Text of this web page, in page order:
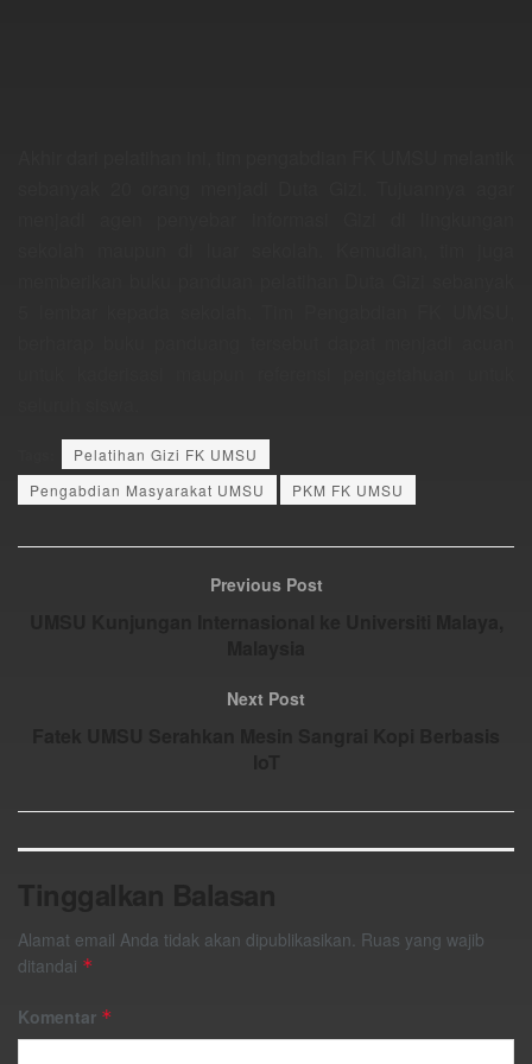
Pelatihan Gizi FK UMSU
Pengabdian Masyarakat UMSU
PKM FK UMSU
Previous Post
Next Post
Alamat email Anda tidak akan dipublikasikan. Ruas yang wajib
ditandai *
Komentar *